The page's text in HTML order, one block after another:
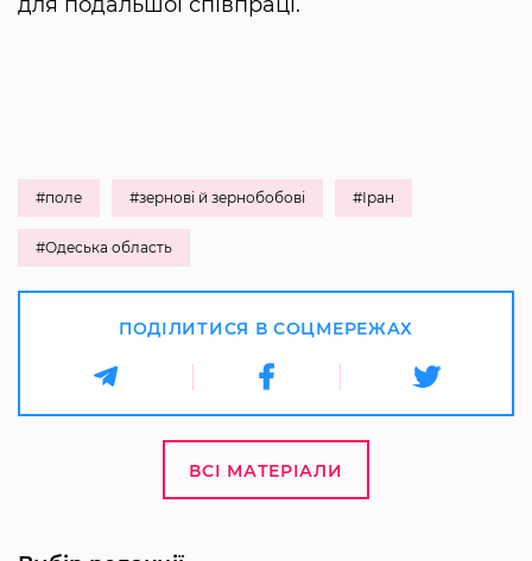
#поле #зернові й зернобобові #Іран
#Одеська область
ПОДІЛИТИСЯ В СОЦМЕРЕЖАХ
ВСІ МАТЕРІАЛИ